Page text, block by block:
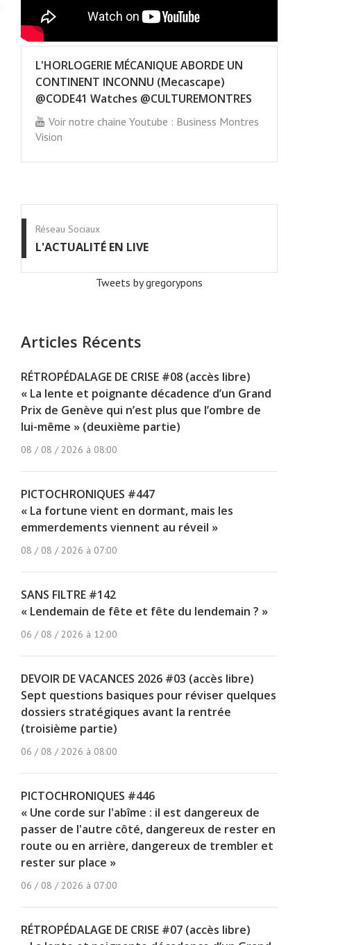
L'HORLOGERIE MÉCANIQUE ABORDE UN
CONTINENT INCONNU (Mecascape)
@CODE41 Watches @CULTUREMONTRES
Voir notre chaine Youtube : Business Montres
Vision
Réseau Sociaux
L'ACTUALITÉ EN LIVE
Tweets by gregorypons
Articles Récents
RÉTROPÉDALAGE DE CRISE #08 (accès libre)
« La lente et poignante décadence d’un Grand
Prix de Genève qui n’est plus que l’ombre de
lui-même » (deuxième partie)
08 / 08 / 2026 à 08:00
PICTOCHRONIQUES #447
« La fortune vient en dormant, mais les
emmerdements viennent au réveil »
08 / 08 / 2026 à 07:00
SANS FILTRE #142
« Lendemain de fête et fête du lendemain ? »
06 / 08 / 2026 à 12:00
DEVOIR DE VACANCES 2026 #03 (accès libre)
Sept questions basiques pour réviser quelques
dossiers stratégiques avant la rentrée
(troisième partie)
06 / 08 / 2026 à 08:00
PICTOCHRONIQUES #446
« Une corde sur l'abîme : il est dangereux de
passer de l'autre côté, dangereux de rester en
route ou en arrière, dangereux de trembler et
rester sur place »
06 / 08 / 2026 à 07:00
RÉTROPÉDALAGE DE CRISE #07 (accès libre)